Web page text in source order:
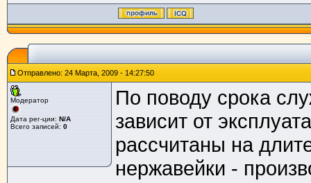
Отправлено: 24 Марта, 2009 - 14:27:50
Модератор
Дата рег-ции: N/A
Всего записей: 0
По поводу срока
зависит от
рассчитаны на
нержавейки -